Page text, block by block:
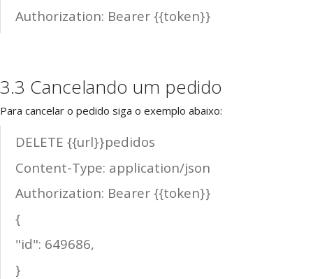
Authorization: Bearer {{token}}
3.3 Cancelando um pedido
Para cancelar o pedido siga o exemplo abaixo:
DELETE {{url}}pedidos
Content-Type: application/json
Authorization: Bearer {{token}}
{
"id": 649686,
}